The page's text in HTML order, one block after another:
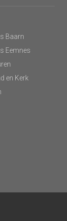
Baarn
Eemnes
en Kerk